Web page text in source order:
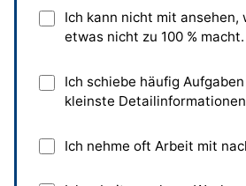
Lerne dich selber
Frage um Rat
Ich kann nicht mit ansehen,
etwas nicht zu 100 % macht.
Ich schiebe häufig
kleinste
Ich nehme oft Arbeit mit